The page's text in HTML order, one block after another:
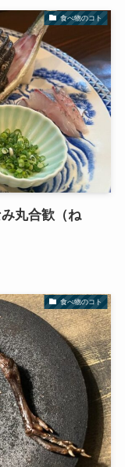
食べ物のコト
丸合歓（ね
食べ物のコト